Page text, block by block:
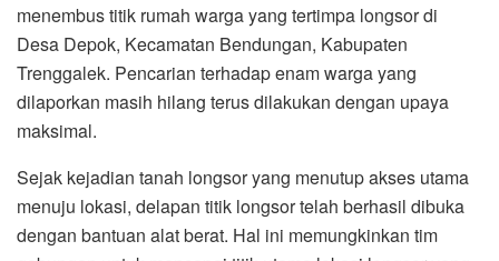
menembus titik rumah warga yang tertimpa longsor di
Desa Depok, Kecamatan Bendungan, Kabupaten
Trenggalek. Pencarian terhadap enam warga yang
dilaporkan masih hilang terus dilakukan dengan upaya
maksimal.
Sejak kejadian tanah longsor yang menutup akses utama
menuju lokasi, delapan titik longsor telah berhasil dibuka
dengan bantuan alat berat. Hal ini memungkinkan tim